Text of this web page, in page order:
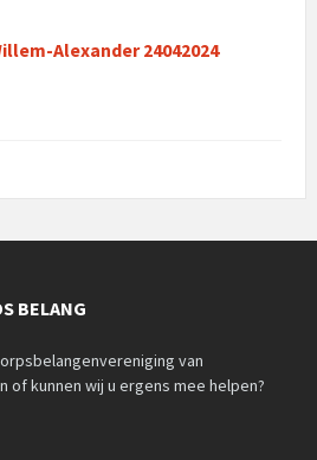
Alexander 24042024
BELANG
van
of kunnen wij u ergens mee helpen?